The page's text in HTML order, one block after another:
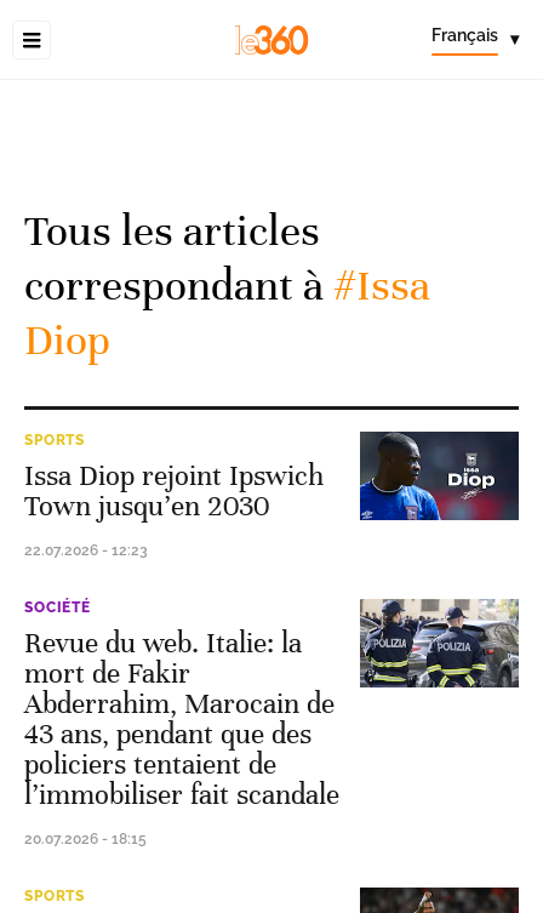
Français ▾
Tous les articles
correspondant à#Issa
Diop
SPORTS
Issa Diop rejoint Ipswich
Town jusqu’en 2030
22.07.2026 - 12:23
SOCIÉTÉ
Revue du web. Italie: la
mort de Fakir
Abderrahim, Marocain de
43 ans, pendant que des
policiers tentaient de
l’immobiliser fait scandale
20.07.2026 - 18:15
SPORTS